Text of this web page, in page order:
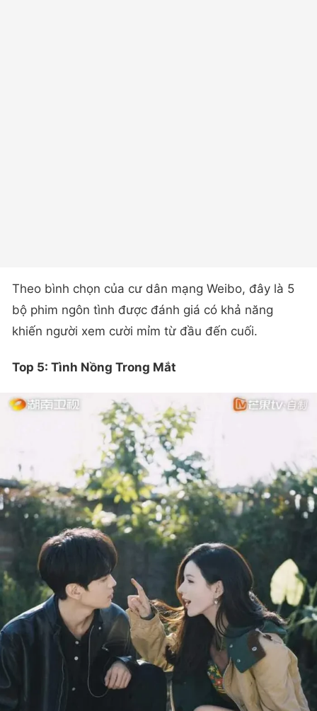
Theo bình chọn của cư dân mạng Weibo, đây là 5
bộ phim ngôn tình được đánh giá có khả năng
khiến người xem cười mỉm từ đầu đến cuối.
Top 5: Tình Nồng Trong Mắt